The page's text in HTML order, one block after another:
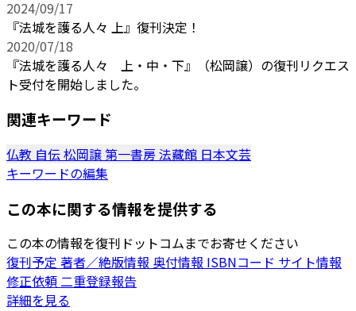
2024/09/17
『法城を護る人々 上』復刊決定！
2020/07/18
『法城を護る人々 上・中・下』（松岡譲）の復刊リクエス
ト受付を開始しました。
関連キーワード
仏教 自伝松岡譲第一書房法藏館 日本文芸
キーワードの編集
この本に関する情報を提供する
この本の情報を復刊ドットコムまでお寄せください
復刊予定 著者／絶版情報 奥付情報 ISBNコード サイト情報
修正依頼二重登録報告
詳細を見る